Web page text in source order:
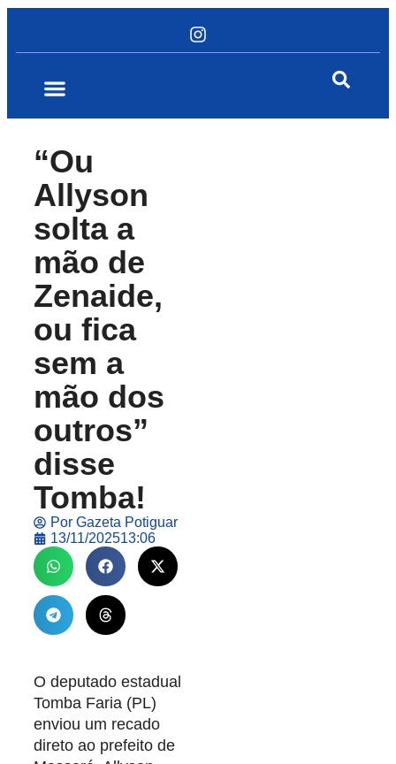
“Ou
Allyson
solta a
mão de
Zenaide,
ou fica
sem a
mão dos
outros”
disse
Tomba!
Por Gazeta Potiguar
13/11/202513:06
O deputado estadual
Tomba Faria (PL)
enviou um recado
direto ao prefeito de